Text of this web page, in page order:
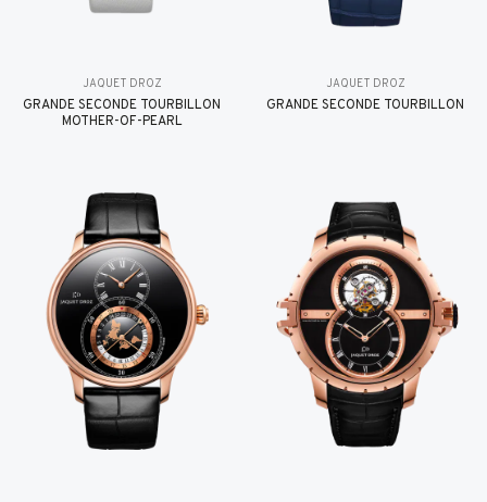
JAQUET DROZ
GRANDE SECONDE TOURBILLON
MOTHER-OF-PEARL
JAQUET DROZ
GRANDE SECONDE TOURBILLON